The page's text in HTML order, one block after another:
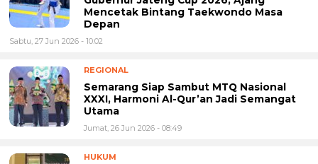
Mencetak Bintang Taekwondo Masa
Depan
Sabtu, 27 Jun 2026 - 10:02
REGIONAL
Semarang Siap Sambut MTQ Nasional
XXXI, Harmoni Al-Qur’an Jadi Semangat
Utama
Jumat, 26 Jun 2026 - 08:49
HUKUM